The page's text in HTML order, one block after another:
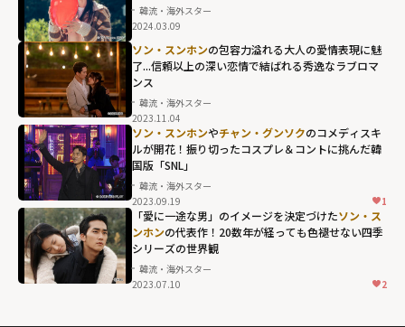
韓流・海外スター
2024.03.09
ソン・スンホンの包容力溢れる大人の愛情表現に魅
了...信頼以上の深い恋情で結ばれる秀逸なラブロマ
ンス
韓流・海外スター
2023.11.04
ソン・スンホンやチャン・グンソクのコメディスキ
ルが開花！振り切ったコスプレ＆コントに挑んだ韓
国版「SNL」
韓流・海外スター
2023.09.19
1
「愛に一途な男」のイメージを決定づけたソン・ス
ンホンの代表作！20数年が経っても色褪せない四季
シリーズの世界観
韓流・海外スター
2023.07.10
2